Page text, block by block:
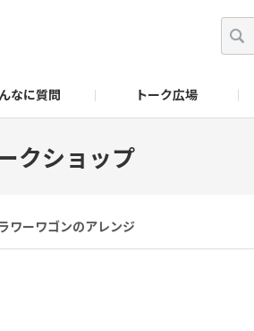
なに質問 トーク広場
クショップ
ワーワゴンのアレンジ